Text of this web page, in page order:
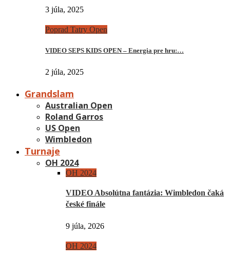
3 júla, 2025
Poprad Tatry Open
VIDEO SEPS KIDS OPEN – Energia pre hru:…
2 júla, 2025
Grandslam
Australian Open
Roland Garros
US Open
Wimbledon
Turnaje
OH 2024
OH 2024
VIDEO Absolútna fantázia: Wimbledon čaká
české finále
9 júla, 2026
OH 2024